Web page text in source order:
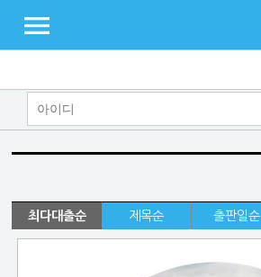
최다대출순 제목순 출판일순